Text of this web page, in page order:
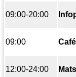
09:00-20:00
09:00
12:00-24:00